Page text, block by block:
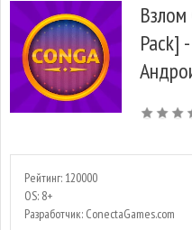
Pack]
Рейтинг: 120000
OS: 8+
Разработчик: ConectaGames.com